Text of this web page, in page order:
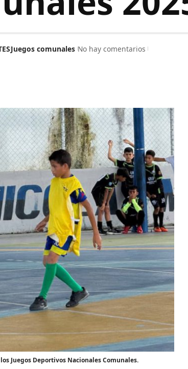
Juegos comunales No hay comentarios
Juegos Deportivos Nacionales Comunales.